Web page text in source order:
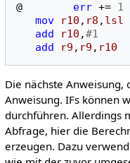
@ err += 1
mov
r10 , r8 , lsl
add
r10 ,#1
add
r9 , r9 , r10
Die nächste Anweisung,
Anweisung. IFs können
durchführen. Allerdings
Abfrage, hier die
erzeugen. Dazu